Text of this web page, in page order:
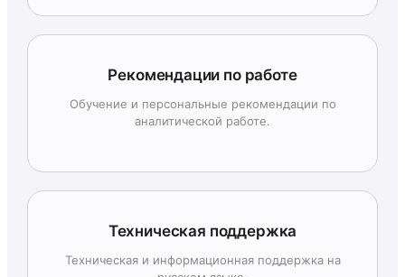
Рекомендации по работе
Обучение и персональные рекомендации по
аналитической работе.
Техническая поддержка
Техническая и информационная поддержка на